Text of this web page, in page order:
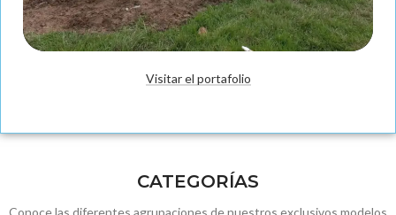
Visitar el portafolio
CATEGORÍAS